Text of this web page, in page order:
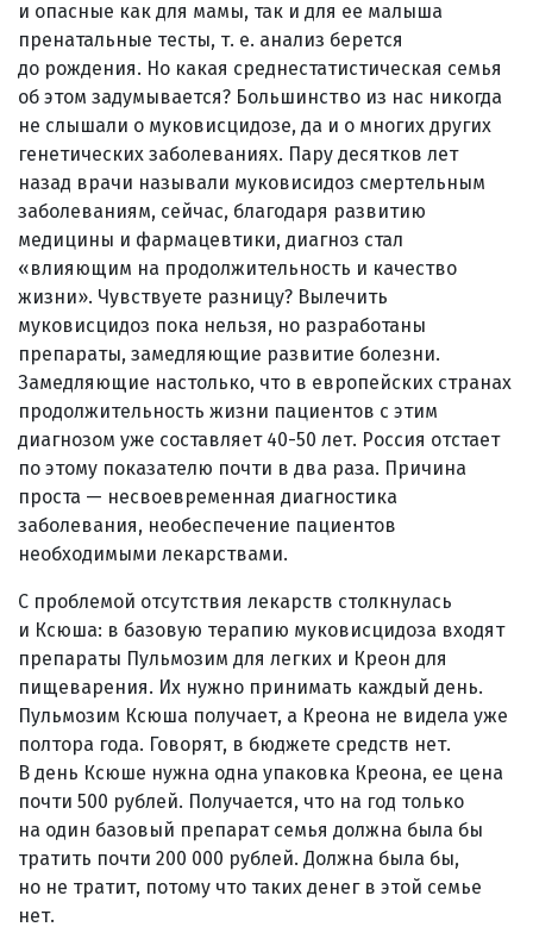
и опасные как для мамы, так и для ее малыша
пренатальные тесты, т. е. анализ берется
до рождения. Но какая среднестатистическая семья
об этом задумывается? Большинство из нас никогда
не слышали о муковисцидозе, да и о многих других
генетических заболеваниях. Пару десятков лет
назад врачи называли муковисидоз смертельным
заболеваниям, сейчас, благодаря развитию
медицины и фармацевтики, диагноз стал
«влияющим на продолжительность и качество
жизни». Чувствуете разницу? Вылечить
муковисцидоз пока нельзя, но разработаны
препараты, замедляющие развитие болезни.
Замедляющие настолько, что в европейских странах
продолжительность жизни пациентов с этим
диагнозом уже составляет 40-50 лет. Россия отстает
по этому показателю почти в два раза. Причина
проста — несвоевременная диагностика
заболевания, необеспечение пациентов
необходимыми лекарствами.
С проблемой отсутствия лекарств столкнулась
и Ксюша: в базовую терапию муковисцидоза входят
препараты Пульмозим для легких и Креон для
пищеварения. Их нужно принимать каждый день.
Пульмозим Ксюша получает, а Креона не видела уже
полтора года. Говорят, в бюджете средств нет.
В день Ксюше нужна одна упаковка Креона, ее цена
почти 500 рублей. Получается, что на год только
на один базовый препарат семья должна была бы
тратить почти 200 000 рублей. Должна была бы,
но не тратит, потому что таких денег в этой семье
нет.